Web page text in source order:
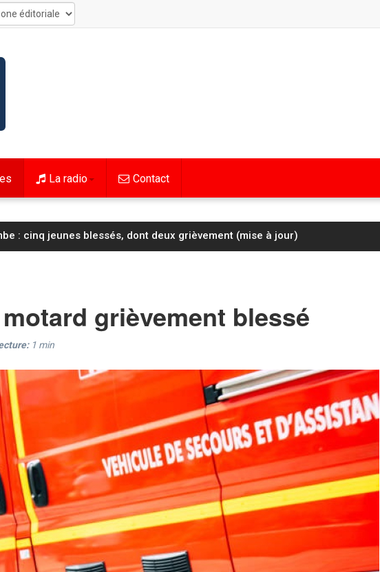
La radio Contact
: cinq jeunes blessés, dont deux grièvement (mise à jour)
grièvement blessé
1 min